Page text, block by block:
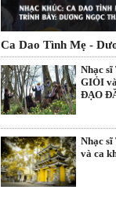
Ca Dao Tình Mẹ -
Nhạc
GIỎI
ĐẠO
Nhạc
và ca